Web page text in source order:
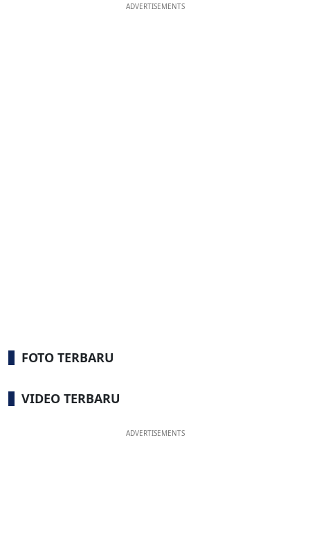
ADVERTISEMENTS
FOTO TERBARU
VIDEO TERBARU
ADVERTISEMENTS